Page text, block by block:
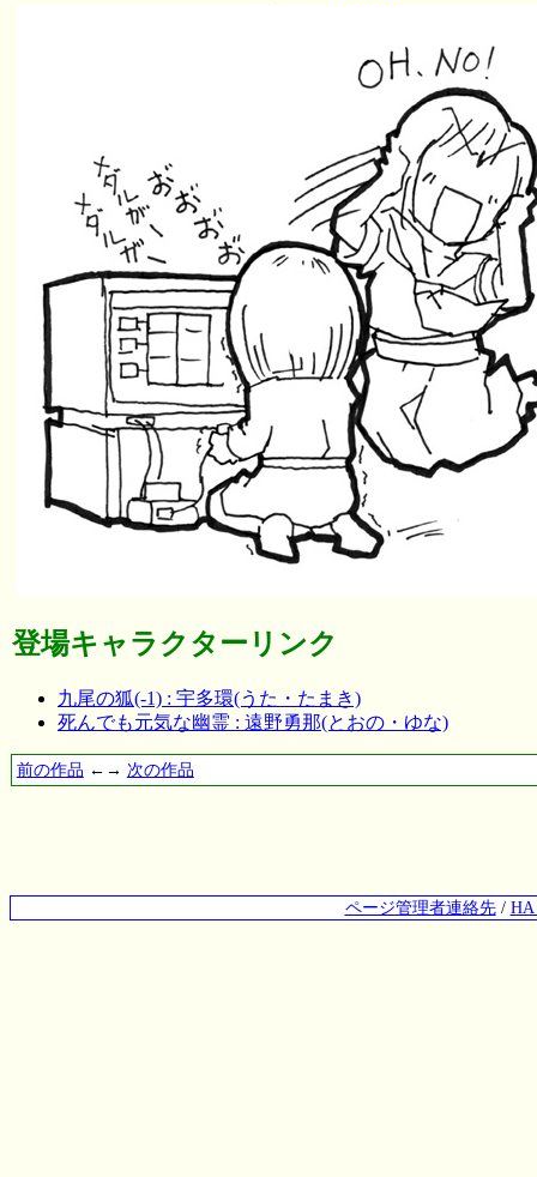
登場キャラクターリンク
九尾の狐(-1) : 宇多環(うた・たまき)
死んでも元気な幽霊 : 遠野勇那(とおの・ゆな)
前の作品 ←→ 次の作品
ページ管理者連絡先/ HA